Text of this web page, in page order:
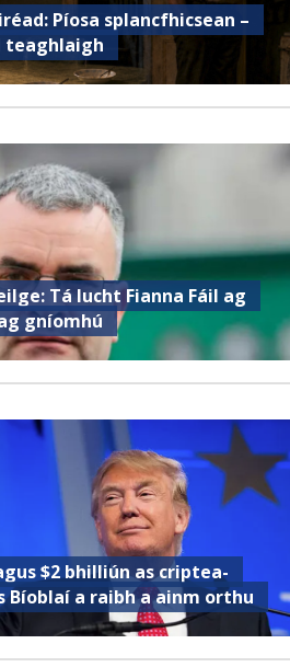
Píosa splancfhicsean –
teaghlaigh
Tá lucht Fianna Fáil ag
gníomhú
$2 bhilliún as criptea-
Bíoblaí a raibh a ainm orthu